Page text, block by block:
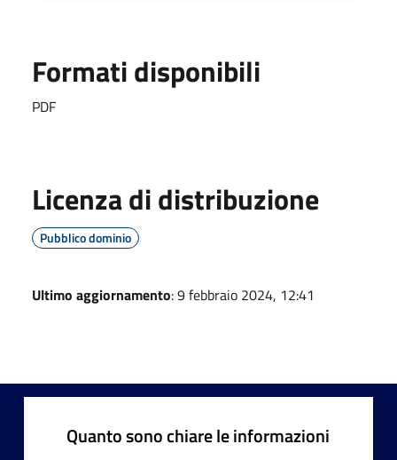
Formati disponibili
PDF
Licenza di distribuzione
Pubblico dominio
Ultimo aggiornamento: 9 febbraio 2024, 12:41
Quanto sono chiare le informazioni